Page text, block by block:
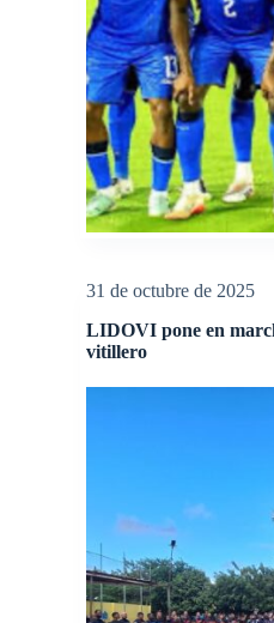
31 de octubre de 2025
LIDOVI pone en
vitillero